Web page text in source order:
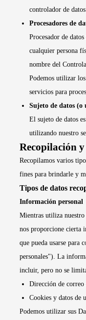
controlador de
Procesadores de
Procesador de
cualquier persona
nombre del
Podemos utilizar
servicios para
Sujeto de datos (o
El sujeto de datos
utilizando nuestro
Recopilación
Recopilamos varios
fines para brindarle y
Tipos de datos
Información personal
Mientras utiliza
nos proporcione cierta
que pueda usarse para
personales"). La
incluir, pero no se
Dirección de correo
Cookies y datos de
Podemos utilizar sus